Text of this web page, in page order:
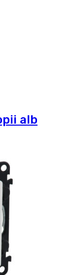
alb